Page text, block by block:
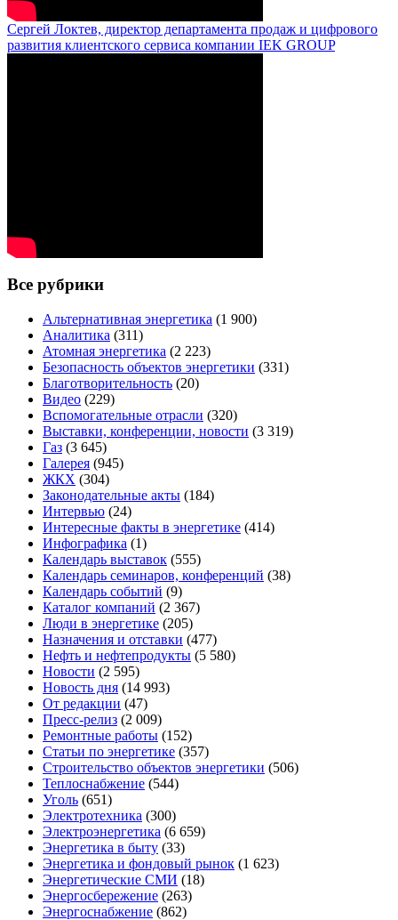
Сергей Локтев, директор департамента продаж и цифрового
развития клиентского сервиса компании IEK GROUP
Все рубрики
Альтернативная энергетика (1 900)
Аналитика (311)
Атомная энергетика (2 223)
Безопасность объектов энергетики (331)
Благотворительность (20)
Видео (229)
Вспомогательные отрасли (320)
Выставки, конференции, новости (3 319)
Газ (3 645)
Галерея (945)
ЖКХ (304)
Законодательные акты (184)
Интервью (24)
Интересные факты в энергетике (414)
Инфографика (1)
Календарь выставок (555)
Календарь семинаров, конференций (38)
Календарь событий (9)
Каталог компаний (2 367)
Люди в энергетике (205)
Назначения и отставки (477)
Нефть и нефтепродукты (5 580)
Новости (2 595)
Новость дня (14 993)
От редакции (47)
Пресс-релиз (2 009)
Ремонтные работы (152)
Статьи по энергетике (357)
Строительство объектов энергетики (506)
Теплоснабжение (544)
Уголь (651)
Электротехника (300)
Электроэнергетика (6 659)
Энергетика в быту (33)
Энергетика и фондовый рынок (1 623)
Энергетические СМИ (18)
Энергосбережение (263)
Энергоснабжение (862)